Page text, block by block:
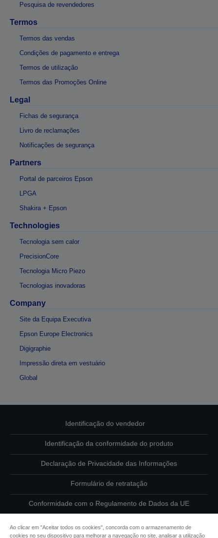
Pesquisa de revendedores
Termos
Termos das vendas
Condições de pagamento e entrega
Termos de utilização
Termos das Promoções Online
Legal
Fichas de segurança
Livro de reclamações
Notificações de segurança
Partners
Portal de parceiros Epson
LPGA
Shakira + Epson
Technologies
Tecnologia sem calor
PrecisionCore
Tecnologia Micro Piezo
Tecnologias inovadoras
Company
Site da Equipa Executiva
Epson Europe Electronics
Digigraphie
Impressão direta em vestuário
Global
Identificação do vendedor
Identificação da conformidade do produto
Declaração de Privacidade das Informações
Formulário de retratação
Conformidade com o Regulamento de Dados da UE
Ao clicar em "Aceitar todos os cookies", concorda com o armazenamento de
cookies no seu dispositivo para melhorar a navegação no site, analisar a utilização